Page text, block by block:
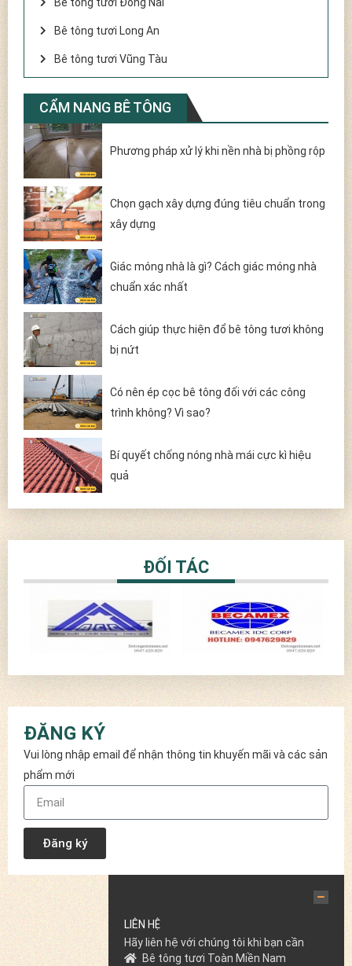
Bê tông tươi Long An
Bê tông tươi Vũng Tàu
CẨM NANG BÊ TÔNG
Phương pháp xử lý khi nền nhà bị phồng rộp
Chọn gạch xây dựng đúng tiêu chuẩn trong
xây dựng
Giác móng nhà là gì? Cách giác móng nhà
chuẩn xác nhất
Cách giúp thực hiện đổ bê tông tươi không
bị nứt
Có nên ép cọc bê tông đối với các công
trình không? Vì sao?
Bí quyết chống nóng nhà mái cực kì hiệu
quả
ĐỐI TÁC
ĐĂNG KÝ
Vui lòng nhập email để nhận thông tin khuyến mãi và các sản
phẩm mới
Đăng ký
LIÊN HỆ
Hãy liên hệ với chúng tôi khi bạn cần
Bê tông tươi Toàn Miền Nam